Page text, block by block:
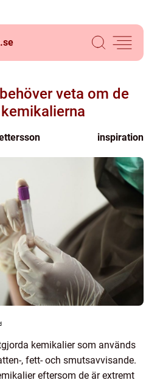
se
veta om de
inspiration
kemikalier som används
, fett- och smutsavvisande.
eftersom de är extremt